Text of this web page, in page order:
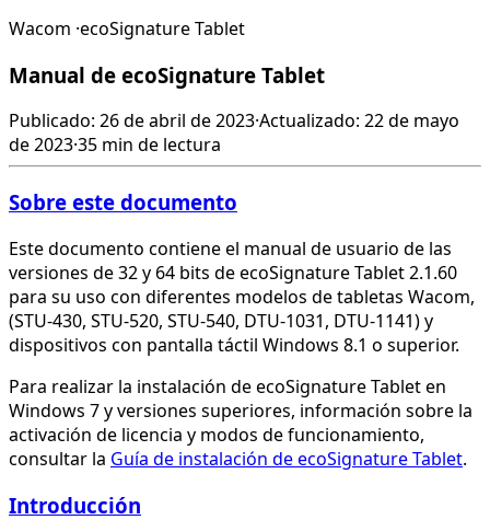
Wacom ·ecoSignature Tablet
Manual de ecoSignature Tablet
Publicado: 26 de abril de 2023·Actualizado: 22 de mayo
de 2023·35 min de lectura
Sobre este documento
Este documento contiene el manual de usuario de las
versiones de 32 y 64 bits de ecoSignature Tablet 2.1.60
para su uso con diferentes modelos de tabletas Wacom,
(STU-430, STU-520, STU-540, DTU-1031, DTU-1141) y
dispositivos con pantalla táctil Windows 8.1 o superior.
Para realizar la instalación de ecoSignature Tablet en
Windows 7 y versiones superiores, información sobre la
activación de licencia y modos de funcionamiento,
consultar la Guía de instalación de ecoSignature Tablet.
Introducción